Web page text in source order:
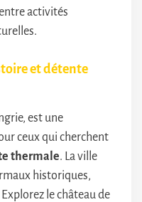
activités
et détente
est une
ceux qui cherchent
thermale. La ville
historiques,
Explorez le château de